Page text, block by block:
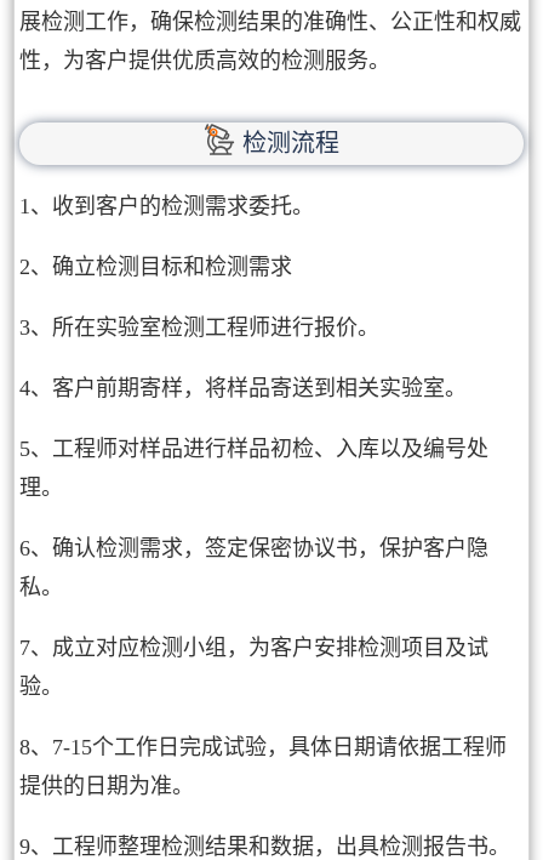
展检测工作，确保检测结果的准确性、公正性和权威
性，为客户提供优质高效的检测服务。
检测流程
1、收到客户的检测需求委托。
2、确立检测目标和检测需求
3、所在实验室检测工程师进行报价。
4、客户前期寄样，将样品寄送到相关实验室。
5、工程师对样品进行样品初检、入库以及编号处
理。
6、确认检测需求，签定保密协议书，保护客户隐
私。
7、成立对应检测小组，为客户安排检测项目及试
验。
8、7-15个工作日完成试验，具体日期请依据工程师
提供的日期为准。
9、工程师整理检测结果和数据，出具检测报告书。